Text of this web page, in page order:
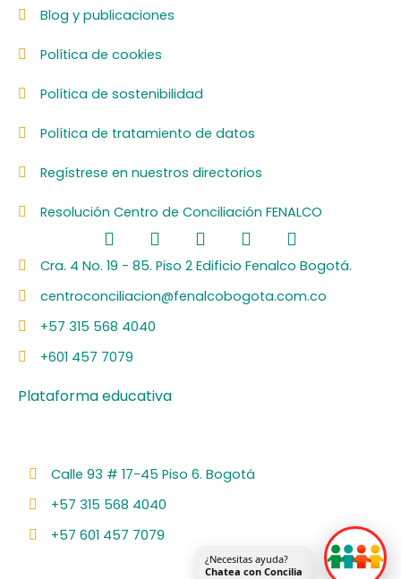
Blog y publicaciones
Política de cookies
Política de sostenibilidad
Política de tratamiento de datos
Regístrese en nuestros directorios
Resolución Centro de Conciliación FENALCO
F
a
c
e
b
o
o
k
L
i
n
e
d
i
I
n
s
t
a
Y
o
u
u
S
p
o
i
Cra. 4 No. 19 - 85. Piso 2 Edificio Fenalco Bogotá.
centroconciliacion@fenalcobogota.com.co
+57 315 568 4040
+601 457 7079
Plataforma educativa
Calle 93 # 17-45 Piso 6. Bogotá
+57 315 568 4040
+57 601 457 7079
¿Necesitas ayuda?
Chatea con Concilia